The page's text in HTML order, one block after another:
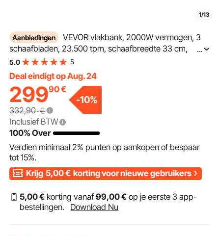
1/13
Aanbiedingen
VEVOR vlakbank, 2000W vermogen, 3
schaafbladen, 23.500 tpm, schaafbreedte 33 cm,
maximale snijdikte 15 cm, tafelmodel schaafmachine
52,5 x 69,6 x 48 cm, ideaal voor houtbewerking
...
5.0 5
Deal eindigt op Aug. 24
29990€
332,90 €
-10%
Inclusief BTW
100% Over
Verdien minimaal 2% punten op aankopen of bespaar
tot15%.
Krijg 5,00€ korting voor nieuwe gebruikers
5,00€ korting vanaf99,00€ op je eerste 3 app-
bestellingen. Download Nu